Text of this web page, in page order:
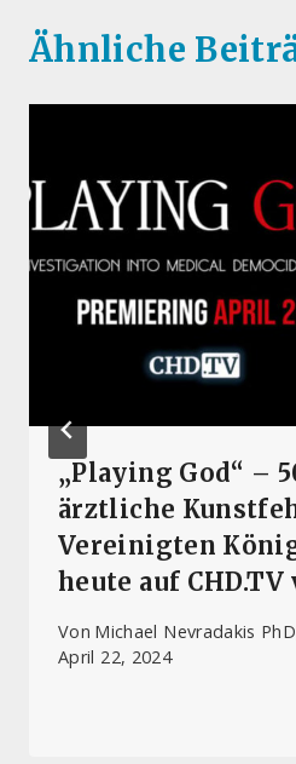
Ähnliche
„Playing God“ –
ärztliche
Vereinigten
heute auf
Von Michael Nevradakis
April 22, 2024